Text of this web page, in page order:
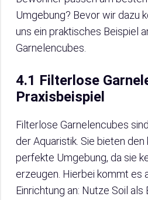
Umgebung? Bevor wir dazu
uns ein praktisches Beispiel
Garnelencubes.
4.1 Filterlose
Praxisbeispiel
Filterlose Garnelencubes
der Aquaristik. Sie bieten
perfekte Umgebung, da sie
erzeugen. Hierbei kommt es
Einrichtung an: Nutze Soil als